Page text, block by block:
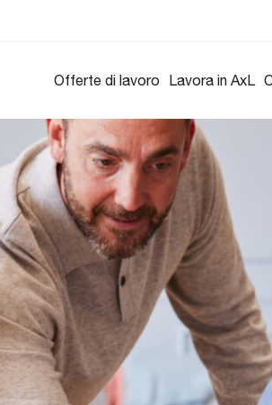
Offerte di lavoro Lavora in AxL
formativi e di consulenza
per sviluppare competenze e migliorare
risorse umane.
AxL Formazione
con
adatta
propri
Vai